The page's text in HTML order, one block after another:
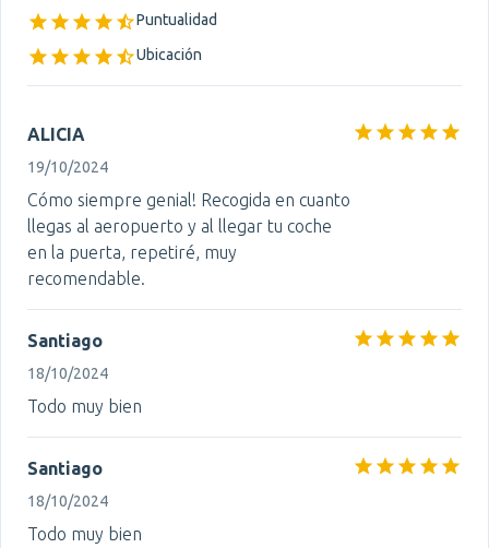
Puntualidad
Ubicación
ALICIA
19/10/2024
Cómo siempre genial! Recogida en cuanto
llegas al aeropuerto y al llegar tu coche
en la puerta, repetiré, muy
recomendable.
Santiago
18/10/2024
Todo muy bien
Santiago
18/10/2024
Todo muy bien